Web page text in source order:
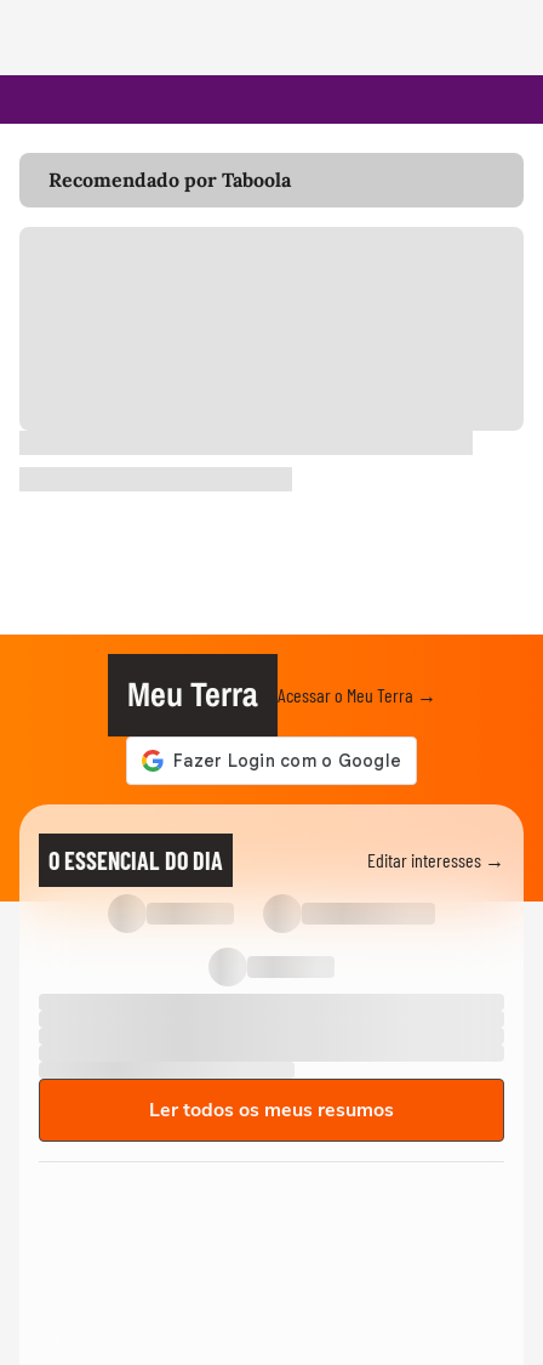
Recomendado por Taboola
Meu Terra Acessar o Meu Terra →
O ESSENCIAL DO DIA Editar interesses →
Ler todos os meus resumos